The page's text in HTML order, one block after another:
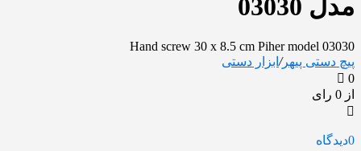
مدل 03030
Hand screw 30 x 8.5 cm Piher model 03030
پیچ دستی پیهر/ ابزار دستی
0
از 0 رای
0دیدگاه